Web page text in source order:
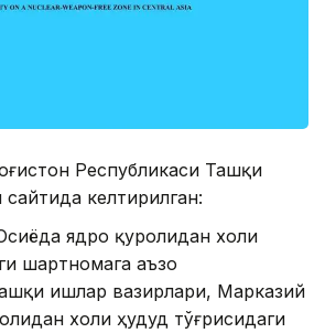
Республикаси Ташқи
келтирилган:
ядро қуролидан холи
шартномага аъзо
ишлар вазирлари, Марказий
холи ҳудуд тўғрисидаги